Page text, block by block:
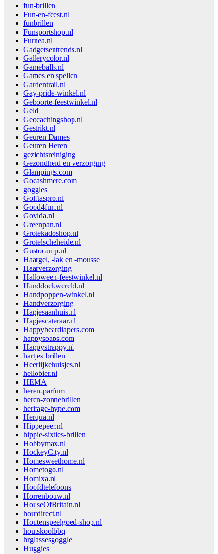
fun-brillen
Fun-en-feest.nl
funbrillen
Funsportshop.nl
Furnea.nl
Gadgetsentrends.nl
Gallerycolor.nl
Gameballs.nl
Games en spellen
Gardentrail.nl
Gay-pride-winkel.nl
Geboorte-feestwinkel.nl
Geld
Geocachingshop.nl
Gestrikt.nl
Geuren Dames
Geuren Heren
gezichtsreiniging
Gezondheid en verzorging
Glampings.com
Gocashmere.com
goggles
Golftaspro.nl
Good4fun.nl
Govida.nl
Greenpan.nl
Grotekadoshop.nl
Grotelscheheide.nl
Gustocamp.nl
Haargel, -lak en -mousse
Haarverzorging
Halloween-feestwinkel.nl
Handdoekwereld.nl
Handpoppen-winkel.nl
Handverzorging
Hapjesaanhuis.nl
Hapjescateraar.nl
Happybeardiapers.com
happysoaps.com
Happystrappy.nl
hartjes-brillen
Heerlijkehuisjes.nl
hellobier.nl
HEMA
heren-parfum
heren-zonnebrillen
heritage-hype.com
Herqua.nl
Hippepeer.nl
hippie-sixties-brillen
Hobbymax.nl
HockeyCity.nl
Homesweethome.nl
Hometogo.nl
Homixa.nl
Hoofdtelefoons
Horrenbouw.nl
HouseOfBritain.nl
houtdirect.nl
Houtenspeelgoed-shop.nl
houtskoolbbq
hrglassesgoggle
Huggies